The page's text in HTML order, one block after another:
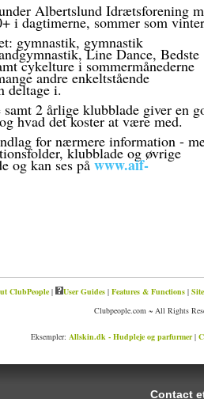
Albertslund Idrætsforening
i dagtimerne, sommer som
gymnastik, gymnastik
Line Dance, Bedste
cykelture i sommermånederne
andre enkeltstående
deltage i.
2 årlige klubblade giver en
hvad det koster at være med.
for nærmere information -
klubblade og øvrige
og kan ses påwww.aif-
ClubPeople | User Guides | Features & Functions |
Clubpeople.com ~ All Rights
Eksempler: Allskin.dk - Hudpleje og parfurmer|
Contact